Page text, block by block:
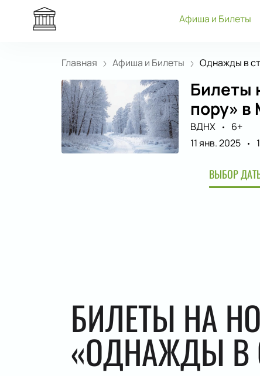
Афиша и Билеты
Главная Афиша и Билеты Однажды в
Билеты
пору» в
ВДНХ
6+
11 янв. 2025
ВЫБОР
БИЛЕТЫ НА
«ОДНАЖДЫ В